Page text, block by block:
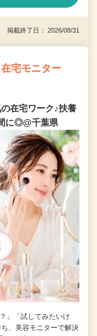
掲載終了日： 2026/08/31
宅モニター
在宅ワーク♪扶養
に◎@千葉県
」「試してみたいけ
、美容モニターで解決